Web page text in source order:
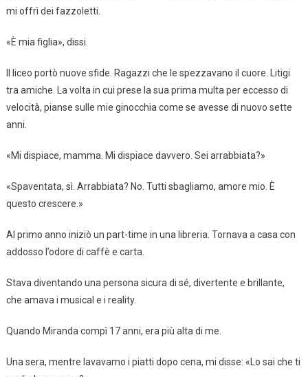
mi offrì dei fazzoletti.
«È mia figlia», dissi.
Il liceo portò nuove sfide. Ragazzi che le spezzavano il cuore. Litigi
tra amiche. La volta in cui prese la sua prima multa per eccesso di
velocità, pianse sulle mie ginocchia come se avesse di nuovo sette
anni.
«Mi dispiace, mamma. Mi dispiace davvero. Sei arrabbiata?»
«Spaventata, sì. Arrabbiata? No. Tutti sbagliamo, amore mio. È
questo crescere.»
Al primo anno iniziò un part-time in una libreria. Tornava a casa con
addosso l’odore di caffè e carta.
Stava diventando una persona sicura di sé, divertente e brillante,
che amava i musical e i reality.
Quando Miranda compì 17 anni, era più alta di me.
Una sera, mentre lavavamo i piatti dopo cena, mi disse: «Lo sai che ti